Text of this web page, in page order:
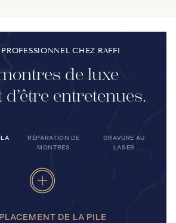
CHEZ RAFFI
de luxe
entretenues.
LA
RÉPARATION DE
MONTRES
GRAVURE AU
LASER
DE LA PILE